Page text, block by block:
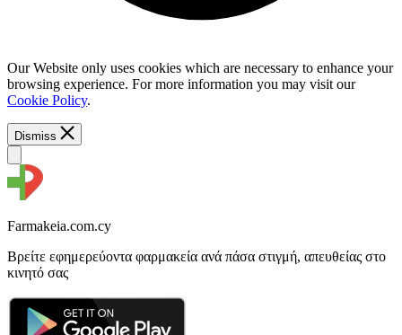
Our Website only uses cookies which are necessary to enhance your
browsing experience. For more information you may visit our
Cookie Policy.
Dismiss
Farmakeia.com.cy
Βρείτε εφημερεύοντα φαρμακεία ανά πάσα στιγμή, απευθείας στο
κινητό σας